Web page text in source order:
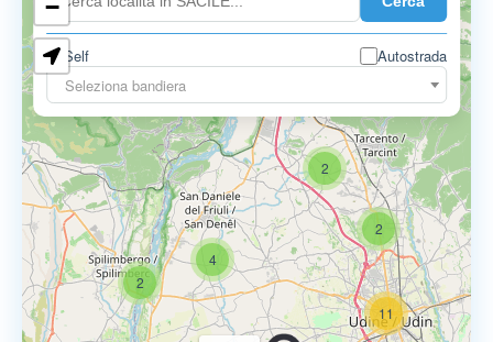
Self
Autostrada
Seleziona bandiera
2
2
4
11
2
−